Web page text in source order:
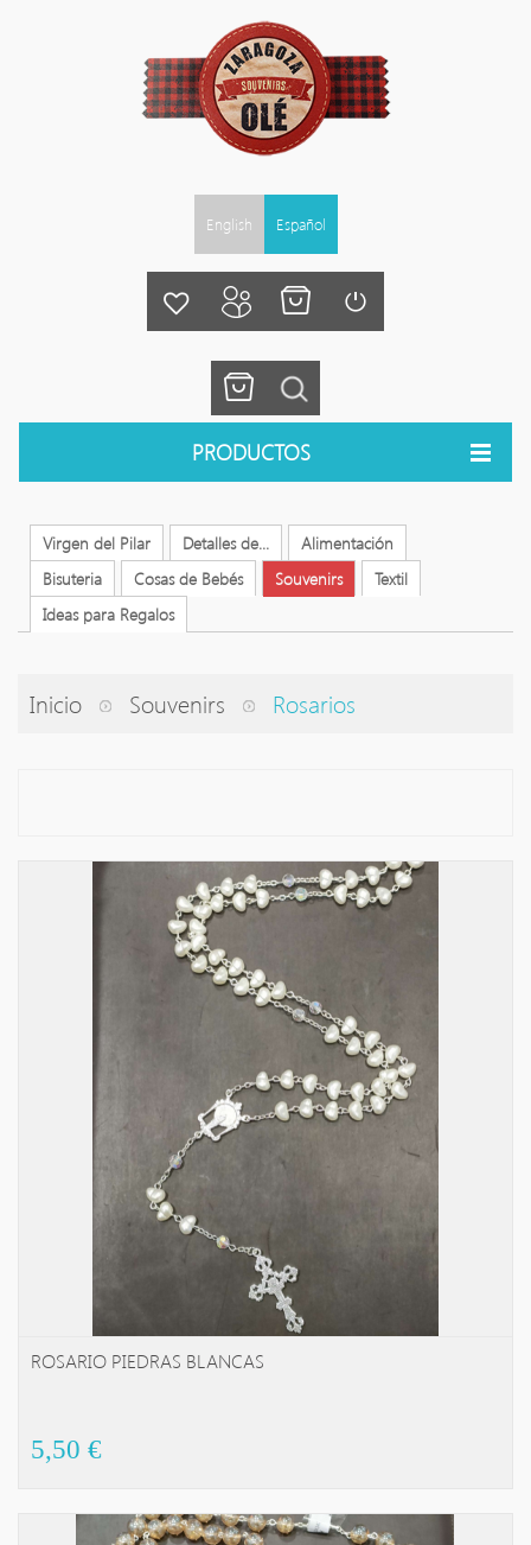
English Español
PRODUCTOS
Virgen del Pilar Detalles de...
Alimentación
Bisuteria
Cosas de Bebés Souvenirs
Textil
Ideas para Regalos
Inicio Souvenirs Rosarios
AL CARRITO!
ROSARIO PIEDRAS BLANCAS
5,50 €